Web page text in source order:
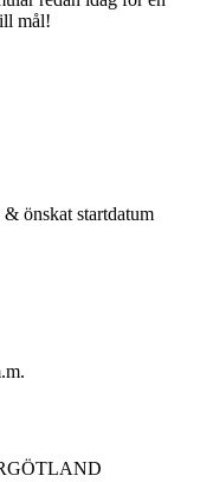
mål!
önskat startdatum